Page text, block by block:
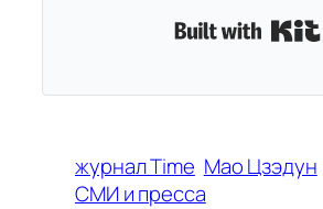
журнал Time Мао Цзэдун
СМИ и пресса